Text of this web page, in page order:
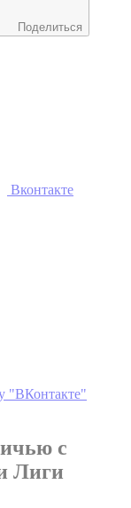
Поделиться
Вконтакте
"ВКонтакте"
с
Лиги